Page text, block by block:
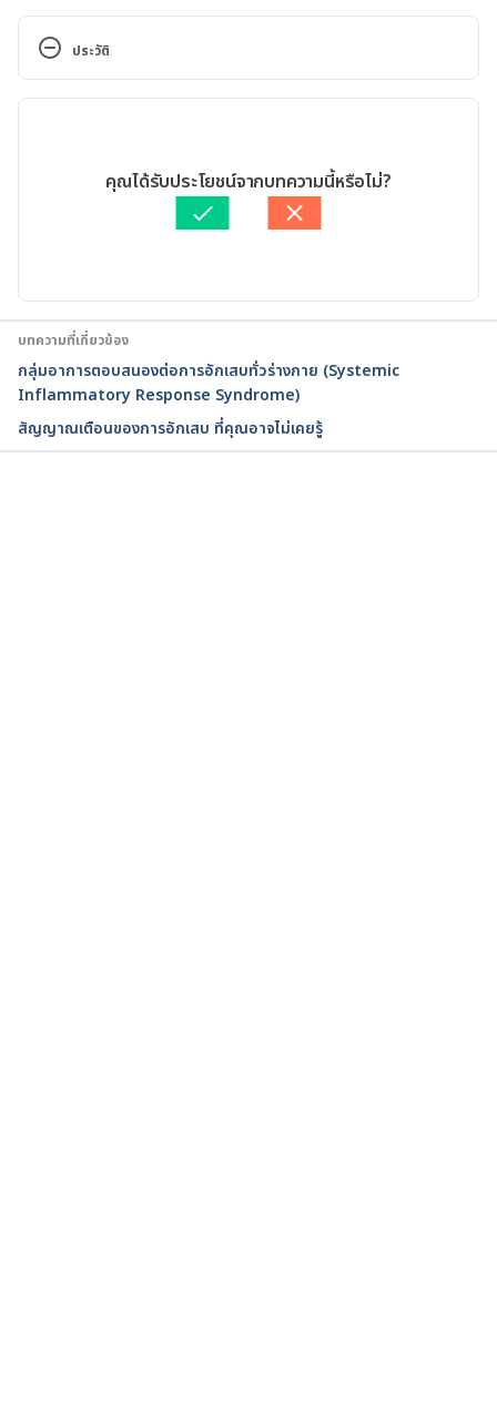
Source
Fibromyalgia Diet: Eating to Ease Symptoms
Foods to eat and avoid with fibromyalgia
Foods to Avoid with Fibromyalgia
https://www.arthritis-
health.com/types/fibromyalgia/foods-avoid-
fibromyalgia
ประวัติ
เขียนโดย ชลธิชา จันทร์วิบูลย์
ตรวจสอบความถูกต้องของข้อมูลโดยทีม Hello คุณหมอ
Pattarapong Khuaphu
คุณได้รับประโยชน์จากบทความนี้หรือไม่?
บทความที่เกี่ยวข้อง
กลุ่มอาการตอบสนองต่อการอักเสบทั่วร่างกาย (Systemic
Inflammatory Response Syndrome)
สัญญาณเตือนของการอักเสบ ที่คุณอาจไม่เคยรู้